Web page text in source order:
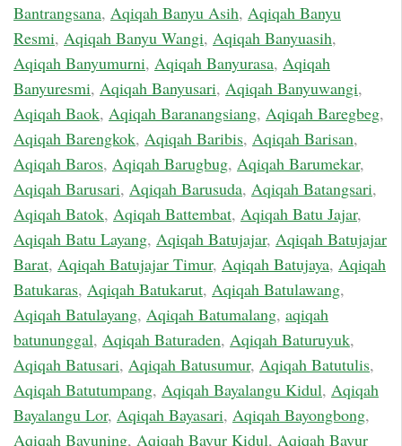
Bantrangsana, Aqiqah Banyu Asih, Aqiqah Banyu
Resmi, Aqiqah Banyu Wangi, Aqiqah Banyuasih,
Aqiqah Banyumurni, Aqiqah Banyurasa, Aqiqah
Banyuresmi, Aqiqah Banyusari, Aqiqah Banyuwangi,
Aqiqah Baok, Aqiqah Baranangsiang, Aqiqah Baregbeg,
Aqiqah Barengkok, Aqiqah Baribis, Aqiqah Barisan,
Aqiqah Baros, Aqiqah Barugbug, Aqiqah Barumekar,
Aqiqah Barusari, Aqiqah Barusuda, Aqiqah Batangsari,
Aqiqah Batok, Aqiqah Battembat, Aqiqah Batu Jajar,
Aqiqah Batu Layang, Aqiqah Batujajar, Aqiqah Batujajar
Barat, Aqiqah Batujajar Timur, Aqiqah Batujaya, Aqiqah
Batukaras, Aqiqah Batukarut, Aqiqah Batulawang,
Aqiqah Batulayang, Aqiqah Batumalang, aqiqah
batununggal, Aqiqah Baturaden, Aqiqah Baturuyuk,
Aqiqah Batusari, Aqiqah Batusumur, Aqiqah Batutulis,
Aqiqah Batutumpang, Aqiqah Bayalangu Kidul, Aqiqah
Bayalangu Lor, Aqiqah Bayasari, Aqiqah Bayongbong,
Aqiqah Bayuning, Aqiqah Bayur Kidul, Aqiqah Bayur